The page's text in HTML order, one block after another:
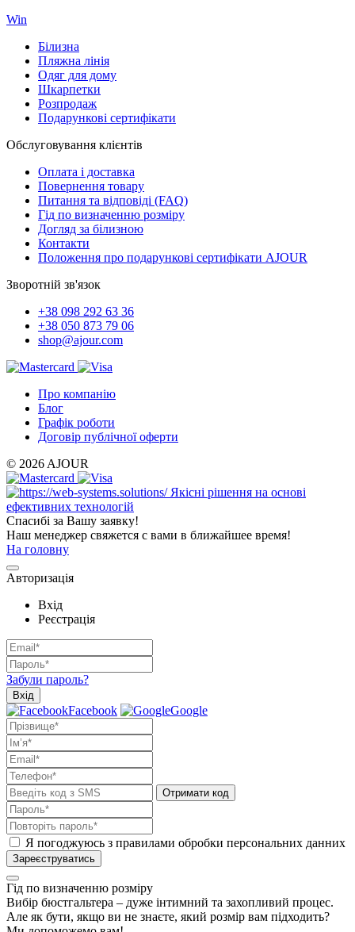
Win
Білизна
Пляжна лінія
Одяг для дому
Шкарпетки
Розпродаж
Подарункові сертифікати
Обслуговування клієнтів
Оплата і доставка
Повернення товару
Питання та відповіді (FAQ)
Гід по визначенню розміру
Догляд за білизною
Контакти
Положення про подарункові сертифікати AJOUR
Зворотній зв'язок
+38 098 292 63 36
+38 050 873 79 06
shop@ajour.com
Про компанію
Блог
Графік роботи
Договір публічної оферти
© 2026 AJOUR
Якісні рішення на основі
ефективних технологій
Спасибі за Вашу заявку!
Наш менеджер свяжется с вами в ближайшее время!
На головну
Авторизація
Вхід
Реєстрація
Забули пароль?
Вхід
Facebook Google
Отримати код
Я погоджуюсь з правилами обробки персональних данних
Зареєструватись
Гід по визначенню розміру
Вибір бюстгальтера – дуже інтимний та захопливий процес.
Але як бути, якщо ви не знаєте, який розмір вам підходить?